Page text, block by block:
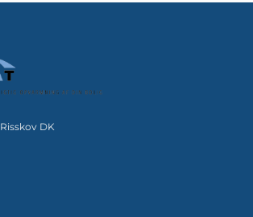
DK